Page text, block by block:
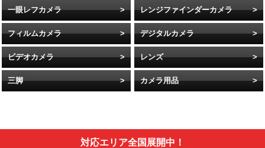
一眼レフカメラ レンジファインダーカメラ
フィルムカメラ デジタルカメラ
ビデオカメラ レンズ
三脚 カメラ用品
対応エリア全国展開中！